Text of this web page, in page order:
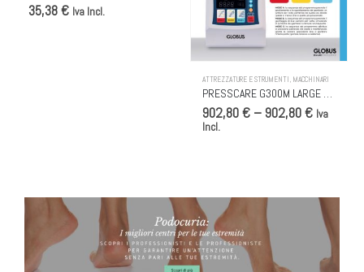
35,38 € Iva Incl.
Questo prodotto ha più varianti. Le opzioni possono essere scelte nella pagina del prodotto
ATTREZZATURE E STRUMENTI, MACCHINARI
PRESSCARE G300M LARGE – PRESSOTERAPIA – 2 USCITE, 3 PROGRAMMI
902,80 € – 902,80 € Iva
Incl.